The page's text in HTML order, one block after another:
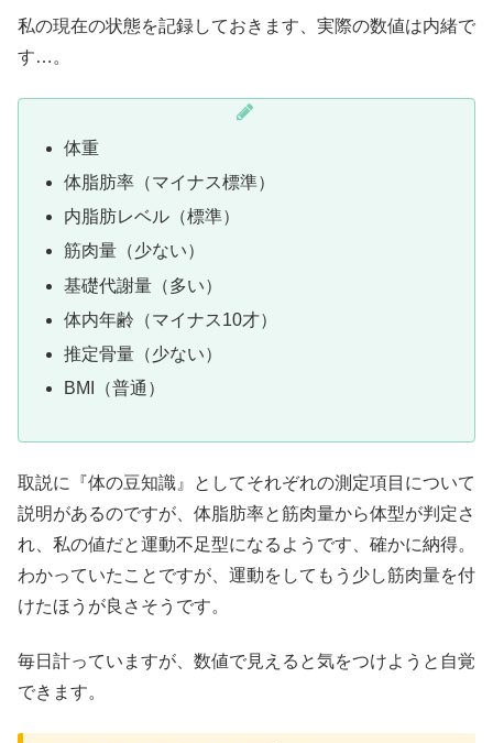
私の現在の状態を記録しておきます、実際の数値は内緒で
す…。
体重
体脂肪率（マイナス標準）
内脂肪レベル（標準）
筋肉量（少ない）
基礎代謝量（多い）
体内年齢（マイナス10才）
推定骨量（少ない）
BMI（普通）
取説に『体の豆知識』としてそれぞれの測定項目について
説明があるのですが、体脂肪率と筋肉量から体型が判定さ
れ、私の値だと運動不足型になるようです、確かに納得。
わかっていたことですが、運動をしてもう少し筋肉量を付
けたほうが良さそうです。
毎日計っていますが、数値で見えると気をつけようと自覚
できます。